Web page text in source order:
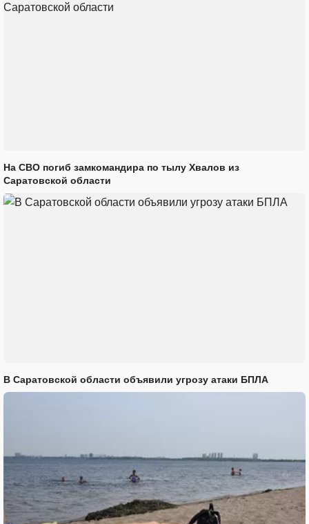
На СВО погиб замкомандира по тылу Хвалов из
Саратовской области
В Саратовской области объявили угрозу атаки БПЛА